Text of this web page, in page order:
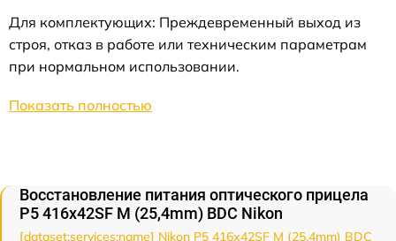
Для комплектующих: Преждевременный выход из
строя, отказ в работе или техническим параметрам
при нормальном использовании.
Показать полностью
Восстановление питания оптического прицела
P5 416x42SF M (25,4mm) BDC Nikon
[dataset:services:name] Nikon P5 416x42SF M (25,4mm) BDC